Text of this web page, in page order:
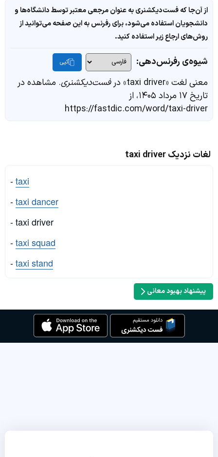
از آن‌جا که فست‌دیکشنری به عنوان مرجعی معتبر توسط دانشگاه‌ها و
دانشجویان استفاده می‌شود، برای رفرنس به این صفحه می‌توانید از
روش‌های ارجاع زیر استفاده کنید.
شیوه‌ی رفرنس‌دهی: کپی
معنی لغت «taxi driver» در فست‌دیکشنری. مشاهده در
تاریخ ۱۷ مرداد ۱۴۰۵، از
https://fastdic.com/word/taxi-driver
لغات نزدیک taxi driver
-taxi
-taxi dancer
- taxi driver
-taxi squad
-taxi stand
پیشنهاد بهبود معانی